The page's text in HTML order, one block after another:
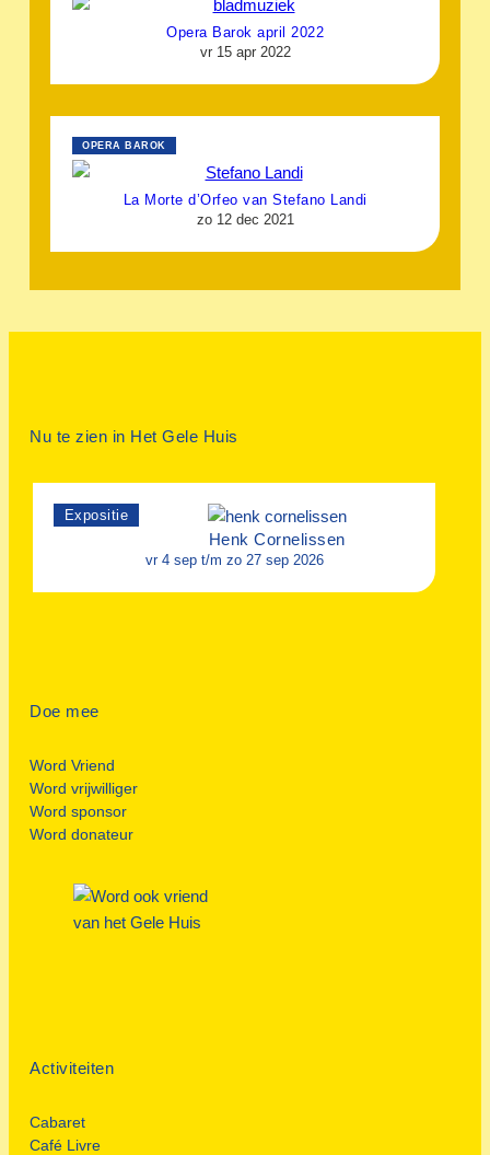
Opera Barok april 2022
vr 15 apr 2022
OPERA BAROK
La Morte d’Orfeo van Stefano Landi
zo 12 dec 2021
Nu te zien in Het Gele Huis
Expositie
Henk Cornelissen
vr 4 sep t/m zo 27 sep 2026
Doe mee
Word Vriend
Word vrijwilliger
Word sponsor
Word donateur
Activiteiten
Cabaret
Café Livre